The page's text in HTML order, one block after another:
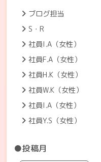
ブログ担当
S・R
社員I.A（女性）
社員F.A（女性）
社員H.K（女性）
社員W.K（女性）
社員I.A（女性）
社員Y.S（女性）
●投稿月